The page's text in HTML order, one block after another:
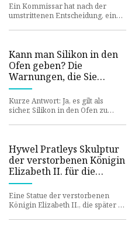
Ein Kommissar hat nach der
umstrittenen Entscheidung, einen
Kann man Silikon in den
Ofen geben? Die
Warnungen, die Sie
beachten müssen
Kurze Antwort: Ja, es gilt als
sicher, Silikon in den Ofen zu
Hywel Pratleys Skulptur
der verstorbenen Königin
Elizabeth II. für die
Oakham Library in
Rutland erreicht das
Silikonstadium
Eine Statue der verstorbenen
Königin Elizabeth II., die später in